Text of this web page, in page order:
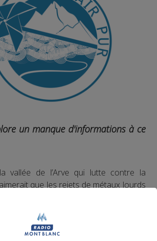
un manque d'informations à ce
vallée de l’Arve qui lutte contre la
que les rejets de métaux lourds
dans la vallée pourtant,